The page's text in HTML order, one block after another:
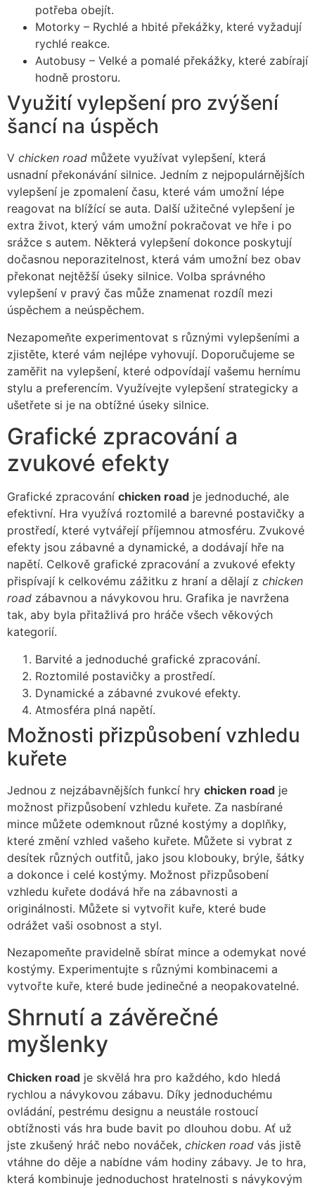
potřeba obejít.
Motorky – Rychlé a hbité překážky, které vyžadují
rychlé reakce.
Autobusy – Velké a pomalé překážky, které zabírají
hodně prostoru.
Využití vylepšení pro zvýšení
šancí na úspěch
V chicken road můžete využívat vylepšení, která
usnadní překonávání silnice. Jedním z nejpopulárnějších
vylepšení je zpomalení času, které vám umožní lépe
reagovat na blížící se auta. Další užitečné vylepšení je
extra život, který vám umožní pokračovat ve hře i po
srážce s autem. Některá vylepšení dokonce poskytují
dočasnou neporazitelnost, která vám umožní bez obav
překonat nejtěžší úseky silnice. Volba správného
vylepšení v pravý čas může znamenat rozdíl mezi
úspěchem a neúspěchem.
Nezapomeňte experimentovat s různými vylepšeními a
zjistěte, které vám nejlépe vyhovují. Doporučujeme se
zaměřit na vylepšení, které odpovídají vašemu hernímu
stylu a preferencím. Využívejte vylepšení strategicky a
ušetřete si je na obtížné úseky silnice.
Grafické zpracování a
zvukové efekty
Grafické zpracování chicken road je jednoduché, ale
efektivní. Hra využívá roztomilé a barevné postavičky a
prostředí, které vytvářejí příjemnou atmosféru. Zvukové
efekty jsou zábavné a dynamické, a dodávají hře na
napětí. Celkově grafické zpracování a zvukové efekty
přispívají k celkovému zážitku z hraní a dělají z chicken
road zábavnou a návykovou hru. Grafika je navržena
tak, aby byla přitažlivá pro hráče všech věkových
kategorií.
Barvité a jednoduché grafické zpracování.
Roztomilé postavičky a prostředí.
Dynamické a zábavné zvukové efekty.
Atmosféra plná napětí.
Možnosti přizpůsobení vzhledu
kuřete
Jednou z nejzábavnějších funkcí hry chicken road je
možnost přizpůsobení vzhledu kuřete. Za nasbírané
mince můžete odemknout různé kostýmy a doplňky,
které změní vzhled vašeho kuřete. Můžete si vybrat z
desítek různých outfitů, jako jsou klobouky, brýle, šátky
a dokonce i celé kostýmy. Možnost přizpůsobení
vzhledu kuřete dodává hře na zábavnosti a
originálnosti. Můžete si vytvořit kuře, které bude
odrážet vaši osobnost a styl.
Nezapomeňte pravidelně sbírat mince a odemykat nové
kostýmy. Experimentujte s různými kombinacemi a
vytvořte kuře, které bude jedinečné a neopakovatelné.
Shrnutí a závěrečné
myšlenky
Chicken road je skvělá hra pro každého, kdo hledá
rychlou a návykovou zábavu. Díky jednoduchému
ovládání, pestrému designu a neustále rostoucí
obtížnosti vás hra bude bavit po dlouhou dobu. Ať už
jste zkušený hráč nebo nováček, chicken road vás jistě
vtáhne do děje a nabídne vám hodiny zábavy. Je to hra,
která kombinuje jednoduchost hratelnosti s návykovým